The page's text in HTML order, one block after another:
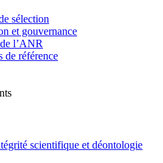
sélection
et gouvernance
l’ANR
de référence
scientifique et déontologie